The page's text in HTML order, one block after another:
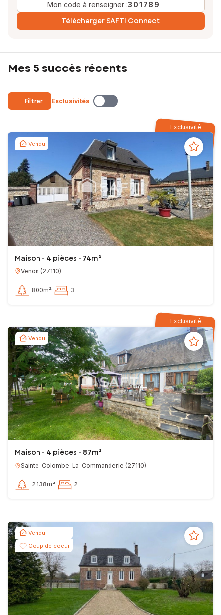
Mon code à renseigner :301789
Télécharger SAFTI Connect
Mes 5 succès récents
Filtrer Exclusivités
Exclusivité
Vendu
Maison - 4 pièces - 74m²
Venon (27110)
800m² 3
Exclusivité
Vendu
Maison - 4 pièces - 87m²
Sainte-Colombe-La-Commanderie (27110)
2 138m² 2
Vendu
Coup de coeur